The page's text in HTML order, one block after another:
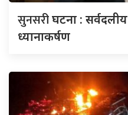
सुनसरीघटना :
ध्यानाकर्षण